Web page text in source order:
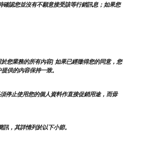
認您並沒有不願意接受該等行銷訊息；如果您
您業務的所有內容] 如果已經徵得您的同意，您
供的內容保持一致。
停止使用您的個人資料作直接促銷用途，而毋
，其詳情列於以下小節。